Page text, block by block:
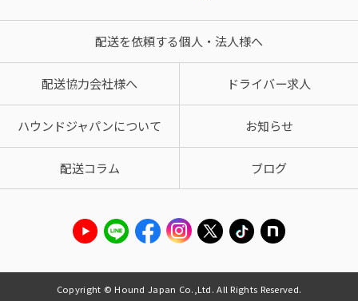
配送を依頼する個人・法人様へ
配送協力会社様へ ドライバー求人
ハウンドジャパンについて お知らせ
配送コラム ブログ
Copyright © Hound Japan Co.,Ltd. All Rights Reserved.